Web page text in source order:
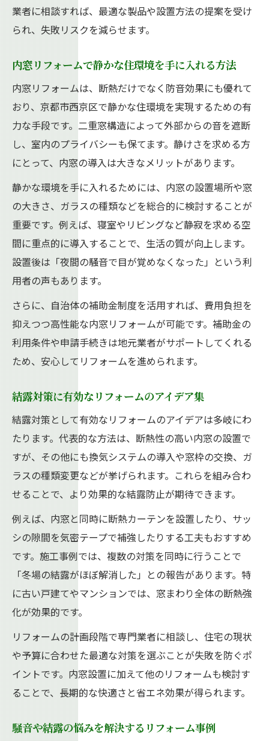
業者に相談すれば、最適な製品や設置方法の提案を受け
られ、失敗リスクを減らせます。
内窓リフォームで静かな住環境を手に入れる方法
内窓リフォームは、断熱だけでなく防音効果にも優れて
おり、京都市西京区で静かな住環境を実現するための有
力な手段です。二重窓構造によって外部からの音を遮断
し、室内のプライバシーも保てます。静けさを求める方
にとって、内窓の導入は大きなメリットがあります。
静かな環境を手に入れるためには、内窓の設置場所や窓
の大きさ、ガラスの種類などを総合的に検討することが
重要です。例えば、寝室やリビングなど静寂を求める空
間に重点的に導入することで、生活の質が向上します。
設置後は「夜間の騒音で目が覚めなくなった」という利
用者の声もあります。
さらに、自治体の補助金制度を活用すれば、費用負担を
抑えつつ高性能な内窓リフォームが可能です。補助金の
利用条件や申請手続きは地元業者がサポートしてくれる
ため、安心してリフォームを進められます。
結露対策に有効なリフォームのアイデア集
結露対策として有効なリフォームのアイデアは多岐にわ
たります。代表的な方法は、断熱性の高い内窓の設置で
すが、その他にも換気システムの導入や窓枠の交換、ガ
ラスの種類変更などが挙げられます。これらを組み合わ
せることで、より効果的な結露防止が期待できます。
例えば、内窓と同時に断熱カーテンを設置したり、サッ
シの隙間を気密テープで補強したりする工夫もおすすめ
です。施工事例では、複数の対策を同時に行うことで
「冬場の結露がほぼ解消した」との報告があります。特
に古い戸建てやマンションでは、窓まわり全体の断熱強
化が効果的です。
リフォームの計画段階で専門業者に相談し、住宅の現状
や予算に合わせた最適な対策を選ぶことが失敗を防ぐポ
イントです。内窓設置に加えて他のリフォームも検討す
ることで、長期的な快適さと省エネ効果が得られます。
騒音や結露の悩みを解決するリフォーム事例